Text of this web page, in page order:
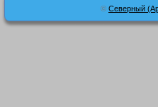
© Северный